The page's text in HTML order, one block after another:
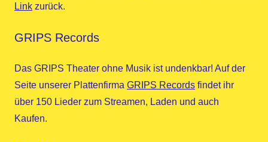
Link zurück.
GRIPS Records
Das GRIPS Theater ohne Musik ist undenkbar! Auf der
Seite unserer Plattenfirma GRIPS Records findet ihr
über 150 Lieder zum Streamen, Laden und auch
Kaufen.